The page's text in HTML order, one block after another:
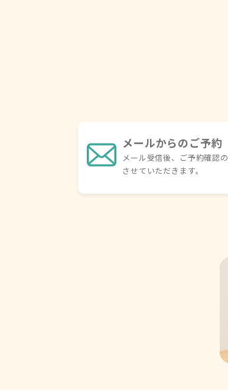
メールからのご予約
メール受信後、ご予約確認の
させていただきます。